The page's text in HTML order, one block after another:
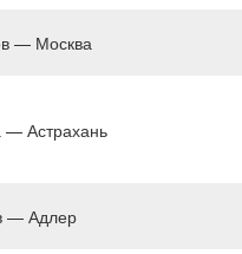
— Москва
— Астрахань
— Адлер